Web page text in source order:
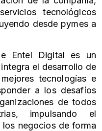
tecnológicos
desde pymes a
Entel Digital es un
el desarrollo de
tecnologías e
a los desafíos
de todos
impulsando el
negocios de forma